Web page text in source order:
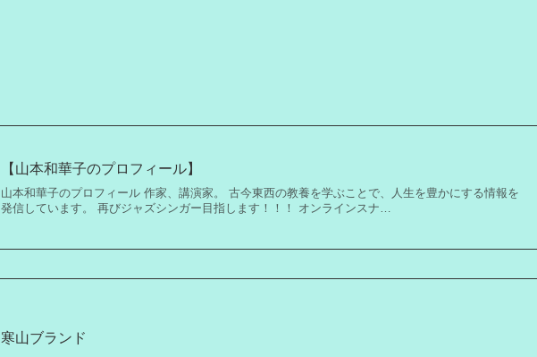
【山本和華子のプロフィール】
山本和華子のプロフィール 作家、講演家。 古今東西の教養を学ぶことで、人生を豊かにする情報を
発信しています。 再びジャズシンガー目指します！！！ オンラインスナ…
寒山ブランド